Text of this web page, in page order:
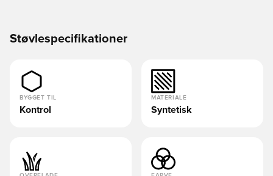
Støvlespecifikationer
BYGGET TIL
Kontrol
MATERIALE
Syntetisk